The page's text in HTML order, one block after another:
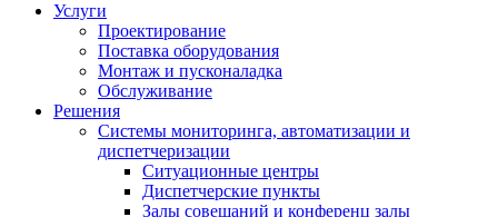
Услуги
Проектирование
Поставка оборудования
Монтаж и пусконаладка
Обслуживание
Решения
Системы мониторинга, автоматизации и
диспетчеризации
Ситуационные центры
Диспетчерские пункты
Залы совещаний и конференц залы